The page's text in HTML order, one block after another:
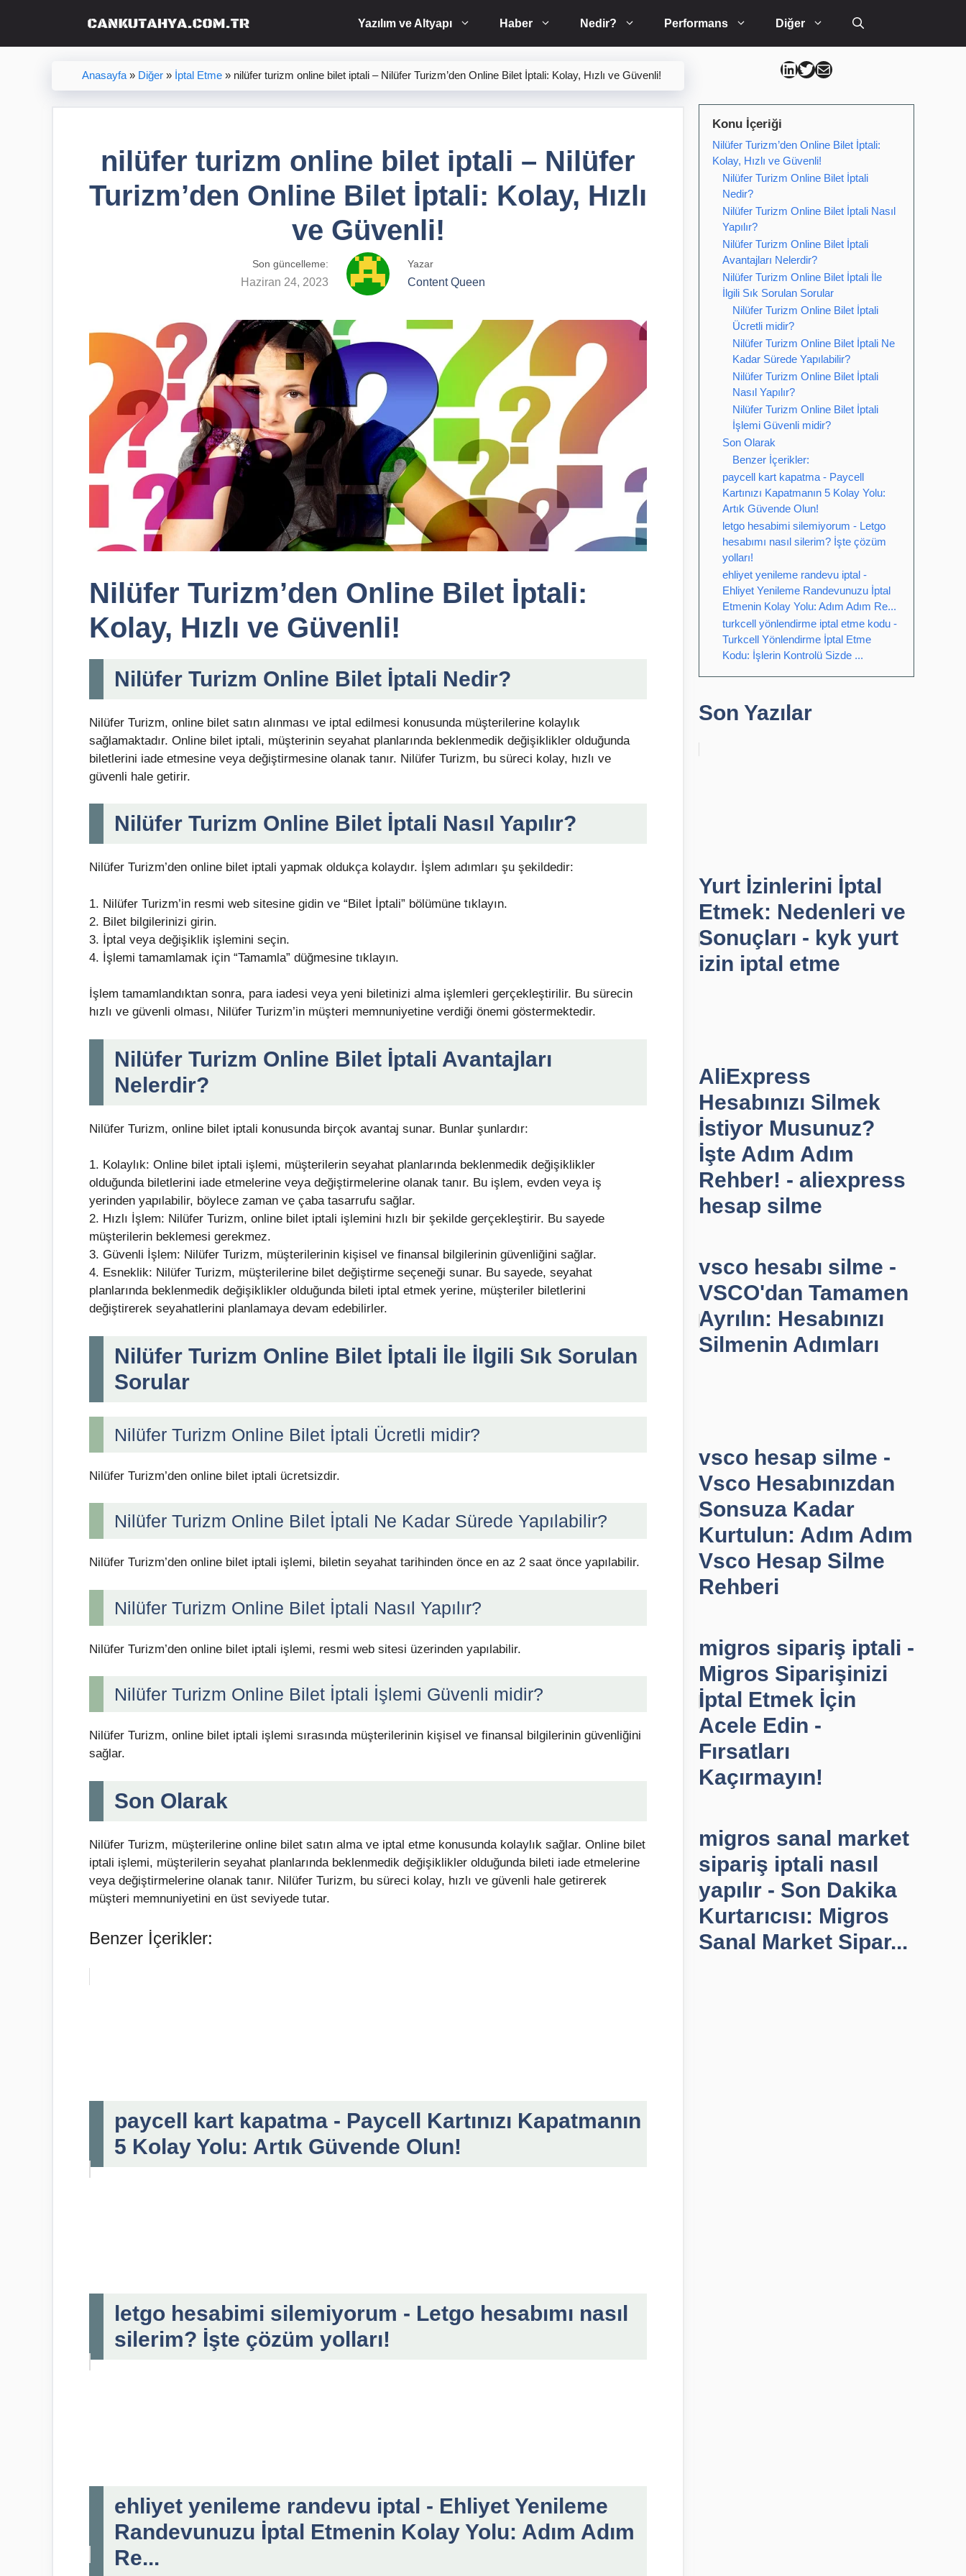
Yazılım ve Altyapı Haber Nedir? Performans Diğer
Anasayfa » Diğer » İptal Etme » nilüfer turizm online bilet iptali – Nilüfer Turizm’den Online Bilet İptali: Kolay, Hızlı ve Güvenli!
nilüfer turizm online bilet iptali – Nilüfer
Turizm’den Online Bilet İptali: Kolay, Hızlı
ve Güvenli!
Son güncelleme:
Haziran 24, 2023
Yazar
Content Queen
Nilüfer Turizm’den Online Bilet İptali:
Kolay, Hızlı ve Güvenli!
Nilüfer Turizm Online Bilet İptali Nedir?
Nilüfer Turizm, online bilet satın alınması ve iptal edilmesi konusunda müşterilerine kolaylık
sağlamaktadır. Online bilet iptali, müşterinin seyahat planlarında beklenmedik değişiklikler olduğunda
biletlerini iade etmesine veya değiştirmesine olanak tanır. Nilüfer Turizm, bu süreci kolay, hızlı ve
güvenli hale getirir.
Nilüfer Turizm Online Bilet İptali Nasıl Yapılır?
Nilüfer Turizm’den online bilet iptali yapmak oldukça kolaydır. İşlem adımları şu şekildedir:
1. Nilüfer Turizm’in resmi web sitesine gidin ve “Bilet İptali” bölümüne tıklayın.
2. Bilet bilgilerinizi girin.
3. İptal veya değişiklik işlemini seçin.
4. İşlemi tamamlamak için “Tamamla” düğmesine tıklayın.
İşlem tamamlandıktan sonra, para iadesi veya yeni biletinizi alma işlemleri gerçekleştirilir. Bu sürecin
hızlı ve güvenli olması, Nilüfer Turizm’in müşteri memnuniyetine verdiği önemi göstermektedir.
Nilüfer Turizm Online Bilet İptali Avantajları
Nelerdir?
Nilüfer Turizm, online bilet iptali konusunda birçok avantaj sunar. Bunlar şunlardır:
1. Kolaylık: Online bilet iptali işlemi, müşterilerin seyahat planlarında beklenmedik değişiklikler
olduğunda biletlerini iade etmelerine veya değiştirmelerine olanak tanır. Bu işlem, evden veya iş
yerinden yapılabilir, böylece zaman ve çaba tasarrufu sağlar.
2. Hızlı İşlem: Nilüfer Turizm, online bilet iptali işlemini hızlı bir şekilde gerçekleştirir. Bu sayede
müşterilerin beklemesi gerekmez.
3. Güvenli İşlem: Nilüfer Turizm, müşterilerinin kişisel ve finansal bilgilerinin güvenliğini sağlar.
4. Esneklik: Nilüfer Turizm, müşterilerine bilet değiştirme seçeneği sunar. Bu sayede, seyahat
planlarında beklenmedik değişiklikler olduğunda bileti iptal etmek yerine, müşteriler biletlerini
değiştirerek seyahatlerini planlamaya devam edebilirler.
Nilüfer Turizm Online Bilet İptali İle İlgili Sık Sorulan
Sorular
Nilüfer Turizm Online Bilet İptali Ücretli midir?
Nilüfer Turizm’den online bilet iptali ücretsizdir.
Nilüfer Turizm Online Bilet İptali Ne Kadar Sürede Yapılabilir?
Nilüfer Turizm’den online bilet iptali işlemi, biletin seyahat tarihinden önce en az 2 saat önce yapılabilir.
Nilüfer Turizm Online Bilet İptali Nasıl Yapılır?
Nilüfer Turizm’den online bilet iptali işlemi, resmi web sitesi üzerinden yapılabilir.
Nilüfer Turizm Online Bilet İptali İşlemi Güvenli midir?
Nilüfer Turizm, online bilet iptali işlemi sırasında müşterilerinin kişisel ve finansal bilgilerinin güvenliğini
sağlar.
Son Olarak
Nilüfer Turizm, müşterilerine online bilet satın alma ve iptal etme konusunda kolaylık sağlar. Online bilet
iptali işlemi, müşterilerin seyahat planlarında beklenmedik değişiklikler olduğunda bileti iade etmelerine
veya değiştirmelerine olanak tanır. Nilüfer Turizm, bu süreci kolay, hızlı ve güvenli hale getirerek
müşteri memnuniyetini en üst seviyede tutar.
Benzer İçerikler:
paycell kart kapatma - Paycell Kartınızı Kapatmanın
5 Kolay Yolu: Artık Güvende Olun!
letgo hesabimi silemiyorum - Letgo hesabımı nasıl
silerim? İşte çözüm yolları!
ehliyet yenileme randevu iptal - Ehliyet Yenileme
Randevunuzu İptal Etmenin Kolay Yolu: Adım Adım
Re...
Can Kütahya Linkedin
Can Kütahya Twitter
Can Kütahya Mail
Konu İçeriği
Nilüfer Turizm’den Online Bilet İptali:
Kolay, Hızlı ve Güvenli!
Nilüfer Turizm Online Bilet İptali
Nedir?
Nilüfer Turizm Online Bilet İptali Nasıl
Yapılır?
Nilüfer Turizm Online Bilet İptali
Avantajları Nelerdir?
Nilüfer Turizm Online Bilet İptali İle
İlgili Sık Sorulan Sorular
Nilüfer Turizm Online Bilet İptali
Ücretli midir?
Nilüfer Turizm Online Bilet İptali Ne
Kadar Sürede Yapılabilir?
Nilüfer Turizm Online Bilet İptali
Nasıl Yapılır?
Nilüfer Turizm Online Bilet İptali
İşlemi Güvenli midir?
Son Olarak
Benzer İçerikler:
paycell kart kapatma - Paycell
Kartınızı Kapatmanın 5 Kolay Yolu:
Artık Güvende Olun!
letgo hesabimi silemiyorum - Letgo
hesabımı nasıl silerim? İşte çözüm
yolları!
ehliyet yenileme randevu iptal -
Ehliyet Yenileme Randevunuzu İptal
Etmenin Kolay Yolu: Adım Adım Re...
turkcell yönlendirme iptal etme kodu -
Turkcell Yönlendirme İptal Etme
Kodu: İşlerin Kontrolü Sizde ...
Son Yazılar
Yurt İzinlerini İptal
Etmek: Nedenleri ve
Sonuçları - kyk yurt
izin iptal etme
AliExpress
Hesabınızı Silmek
İstiyor Musunuz?
İşte Adım Adım
Rehber! - aliexpress
hesap silme
vsco hesabı silme -
VSCO'dan Tamamen
Ayrılın: Hesabınızı
Silmenin Adımları
vsco hesap silme -
Vsco Hesabınızdan
Sonsuza Kadar
Kurtulun: Adım Adım
Vsco Hesap Silme
Rehberi
migros sipariş iptali -
Migros Siparişinizi
İptal Etmek İçin
Acele Edin -
Fırsatları
Kaçırmayın!
migros sanal market
sipariş iptali nasıl
yapılır - Son Dakika
Kurtarıcısı: Migros
Sanal Market Sipar...